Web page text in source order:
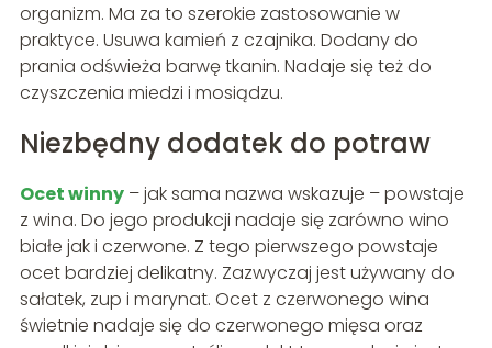
organizm. Ma za to szerokie zastosowanie w
praktyce. Usuwa kamień z czajnika. Dodany do
prania odświeża barwę tkanin. Nadaje się też do
czyszczenia miedzi i mosiądzu.
Niezbędny dodatek do potraw
Ocet winny– jak sama nazwa wskazuje – powstaje
z wina. Do jego produkcji nadaje się zarówno wino
białe jak i czerwone. Z tego pierwszego powstaje
ocet bardziej delikatny. Zazwyczaj jest używany do
sałatek, zup i marynat. Ocet z czerwonego wina
świetnie nadaje się do czerwonego mięsa oraz